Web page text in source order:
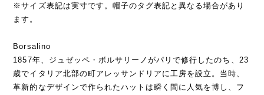
※サイズ表記は実寸です。帽子のタグ表記と異なる場合があり
ます。
Borsalino
1857年、ジュゼッペ・ボルサリーノがパリで修行したのち、23
歳でイタリア北部の町アレッサンドリアに工房を設立。当時、
革新的なデザインで作られたハットは瞬く間に人気を博し、フ